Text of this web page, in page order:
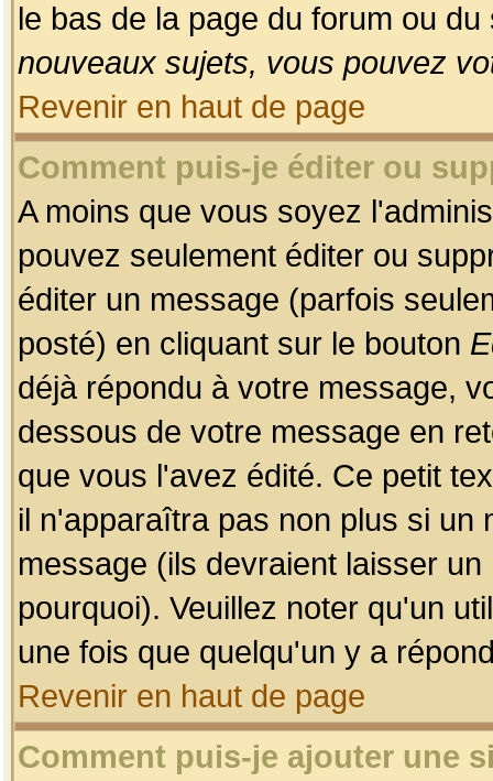
le bas de la page du forum ou
nouveaux sujets, vous pouvez
Revenir en haut de page
Comment puis-je éditer ou
A moins que vous soyez
pouvez seulement éditer ou
éditer un message (parfois
posté) en cliquant sur le bouton
déjà répondu à votre message,
dessous de votre message en
que vous l'avez édité. Ce petit
il n'apparaîtra pas non plus si un
message (ils devraient laisser
pourquoi). Veuillez noter qu'un
une fois que quelqu'un y a
Revenir en haut de page
Comment puis-je ajouter une